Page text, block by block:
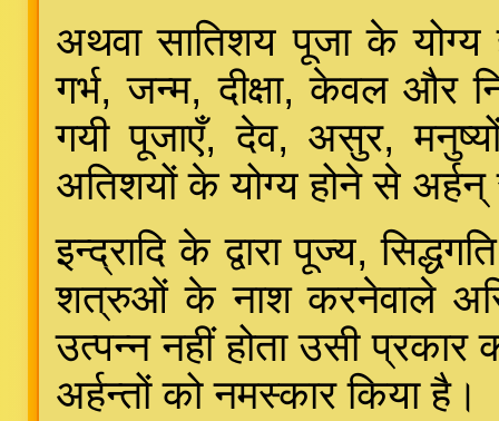
अथवा सातिशय पूजा के योग्य
गर्भ, जन्म, दीक्षा, केवल और
गयी पूजाएँ, देव, असुर,
अतिशयों के योग्य होने से अर्हन्
इन्द्रादि के द्वारा पूज्य,
शत्रुओं के नाश करनेवाले
उत्पन्न नहीं होता उसी
अर्हन्तों को नमस्कार किया है।